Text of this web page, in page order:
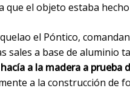
que el objeto estaba
el Póntico,
sales a base de aluminio
a la madera a prueba
a la construcción de